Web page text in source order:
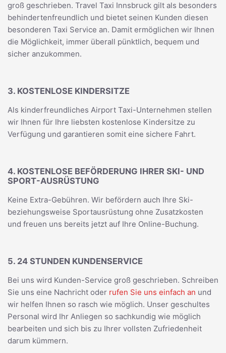
groß geschrieben. Travel Taxi Innsbruck gilt als besonders
behindertenfreundlich und bietet seinen Kunden diesen
besonderen Taxi Service an. Damit ermöglichen wir Ihnen
die Möglichkeit, immer überall pünktlich, bequem und
sicher anzukommen.
3. KOSTENLOSE KINDERSITZE
Als kinderfreundliches Airport Taxi-Unternehmen stellen
wir Ihnen für Ihre liebsten kostenlose Kindersitze zu
Verfügung und garantieren somit eine sichere Fahrt.
4. KOSTENLOSE BEFÖRDERUNG IHRER SKI- UND
SPORT-AUSRÜSTUNG
Keine Extra-Gebühren. Wir befördern auch Ihre Ski-
beziehungsweise Sportausrüstung ohne Zusatzkosten
und freuen uns bereits jetzt auf Ihre Online-Buchung.
5. 24 STUNDEN KUNDENSERVICE
Bei uns wird Kunden-Service groß geschrieben. Schreiben
Sie uns eine Nachricht oder rufen Sie uns einfach an und
wir helfen Ihnen so rasch wie möglich. Unser geschultes
Personal wird Ihr Anliegen so sachkundig wie möglich
bearbeiten und sich bis zu Ihrer vollsten Zufriedenheit
darum kümmern.